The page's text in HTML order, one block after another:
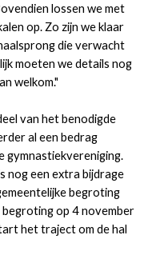
lossen we met
op. Zo zijn we klaar
die verwacht
moeten we details nog
welkom."
van het benodigde
al een bedrag
gymnastiekvereniging.
nog een extra bijdrage
begroting
op 4 november
het traject om de hal